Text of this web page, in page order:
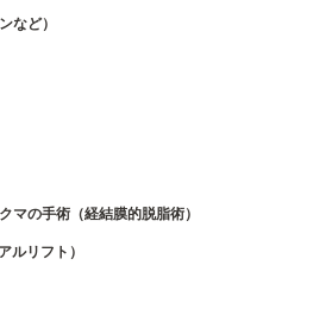
など）
マの手術（経結膜的脱脂術）
ルリフト）